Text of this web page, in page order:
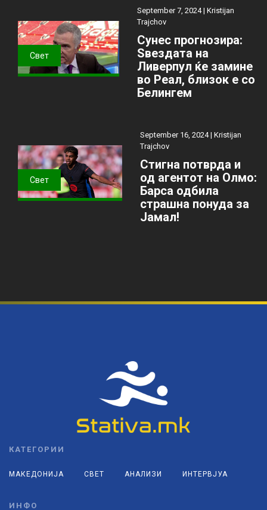
Свет
September 7, 2024 | Kristijan
Trajchov
Сунес прогнозира:
Ѕвездата на
Ливерпул ќе замине
во Реал, близок е со
Белингем
Свет
September 16, 2024 | Kristijan
Trajchov
Стигна потврда и
од агентот на Олмо:
Барса одбила
страшна понуда за
Јамал!
КАТЕГОРИИ
МАКЕДОНИЈА СВЕТ АНАЛИЗИ ИНТЕРВЈУА
ИНФО